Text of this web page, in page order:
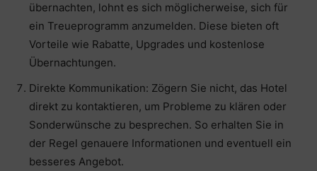
übernachten, lohnt es sich möglicherweise, sich für
ein Treueprogramm anzumelden. Diese bieten oft
Vorteile wie Rabatte, Upgrades und kostenlose
Übernachtungen.
Direkte Kommunikation: Zögern Sie nicht, das Hotel
direkt zu kontaktieren, um Probleme zu klären oder
Sonderwünsche zu besprechen. So erhalten Sie in
der Regel genauere Informationen und eventuell ein
besseres Angebot.